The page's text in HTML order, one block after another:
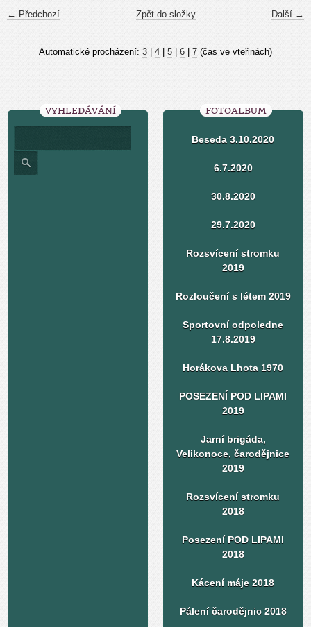
← Předchozí Další →
Zpět do složky
Automatické procházení: 3 4 5 6 7 (čas ve vteřinách)
VYHLEDÁVÁNÍ FOTOALBUM
Beseda 3.10.2020
6.7.2020
30.8.2020
29.7.2020
Rozsvícení stromku
2019
Rozloučení s létem 2019
Sportovní odpoledne
17.8.2019
Horákova Lhota 1970
POSEZENÍ POD LIPAMI
2019
Jarní brigáda,
Velikonoce, čarodějnice
2019
Rozsvícení stromku
2018
Posezení POD LIPAMI
2018
Kácení máje 2018
Pálení čarodějnic 2018